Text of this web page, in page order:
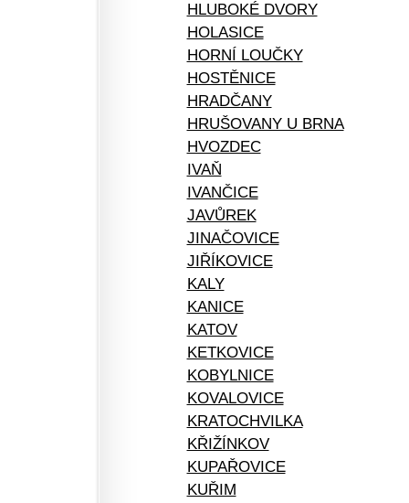
HLUBOKÉ DVORY
HOLASICE
HORNÍ LOUČKY
HOSTĚNICE
HRADČANY
HRUŠOVANY U BRNA
HVOZDEC
IVAŇ
IVANČICE
JAVŮREK
JINAČOVICE
JIŘÍKOVICE
KALY
KANICE
KATOV
KETKOVICE
KOBYLNICE
KOVALOVICE
KRATOCHVILKA
KŘIŽÍNKOV
KUPAŘOVICE
KUŘIM